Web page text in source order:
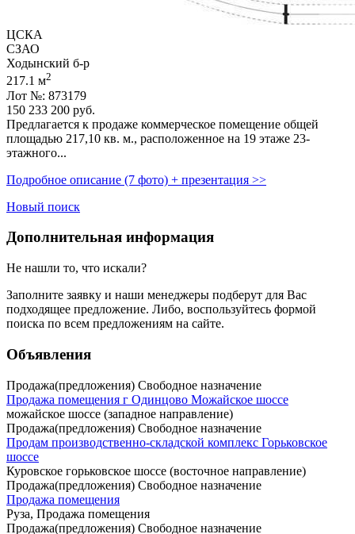
ЦСКА
СЗАО
Ходынский б-р
217.1 м2
Лот №: 873179
150 233 200 руб.
Предлагается к продаже коммерческое помещение общей
площадью 217,­10 кв. м.,­ расположенное на 19 этаже 23-
этажного...
Подробное описание (7 фото) + презентация >>
Новый поиск
Дополнительная информация
Не нашли то, что искали?
Заполните заявку и наши менеджеры подберут для Вас
подходящее предложение. Либо, воспользуйтесь формой
поиска по всем предложениям на сайте.
Объявления
Продажа(предложения) Свободное назначение
Продажа помещения г Одинцово Можайское шоссе
можайское шоссе (западное направление)
Продажа(предложения) Свободное назначение
Продам производственно-складской комплекс Горьковское
шоссе
Куровское горьковское шоссе (восточное направление)
Продажа(предложения) Свободное назначение
Продажа помещения
Руза, Продажа помещения
Продажа(предложения) Свободное назначение